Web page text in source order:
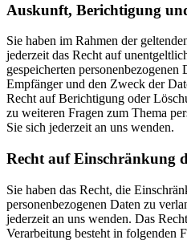
Auskunft, Berichtigung
Sie haben im Rahmen der
jederzeit das Recht auf
gespeicherten
Empfänger und den Zweck der
Recht auf Berichtigung oder
zu weiteren Fragen zum Thema
Sie sich jederzeit an uns wenden.
Recht auf Einschränkung
Sie haben das Recht, die
personenbezogenen Daten zu
jederzeit an uns wenden. Das
Verarbeitung besteht in folgenden